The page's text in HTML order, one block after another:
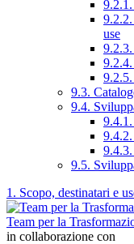
use
9.3.
9.4.
9.5.
1. Scopo, destinatari e
Team per la
in collaborazione con